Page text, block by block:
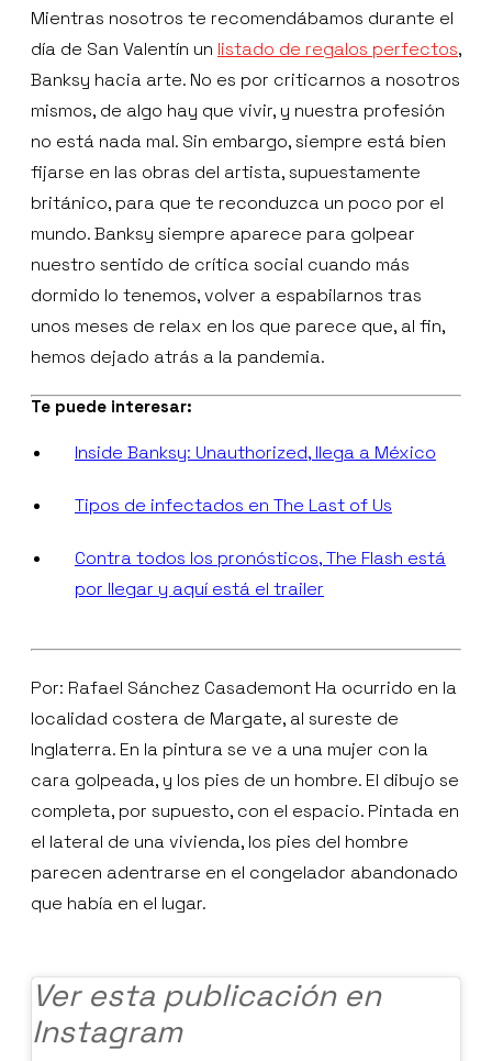
Mientras nosotros te recomendábamos durante el
día de San Valentín un listado de regalos perfectos,
Banksy hacia arte. No es por criticarnos a nosotros
mismos, de algo hay que vivir, y nuestra profesión
no está nada mal. Sin embargo, siempre está bien
fijarse en las obras del artista, supuestamente
británico, para que te reconduzca un poco por el
mundo. Banksy siempre aparece para golpear
nuestro sentido de crítica social cuando más
dormido lo tenemos, volver a espabilarnos tras
unos meses de relax en los que parece que, al fin,
hemos dejado atrás a la pandemia.
Te puede interesar:
Inside Banksy: Unauthorized, llega a México
Tipos de infectados en The Last of Us
Contra todos los pronósticos, The Flash está
por llegar y aquí está el trailer
Por: Rafael Sánchez Casademont Ha ocurrido en la
localidad costera de Margate, al sureste de
Inglaterra. En la pintura se ve a una mujer con la
cara golpeada, y los pies de un hombre. El dibujo se
completa, por supuesto, con el espacio. Pintada en
el lateral de una vivienda, los pies del hombre
parecen adentrarse en el congelador abandonado
que había en el lugar.
Ver esta publicación en
Instagram